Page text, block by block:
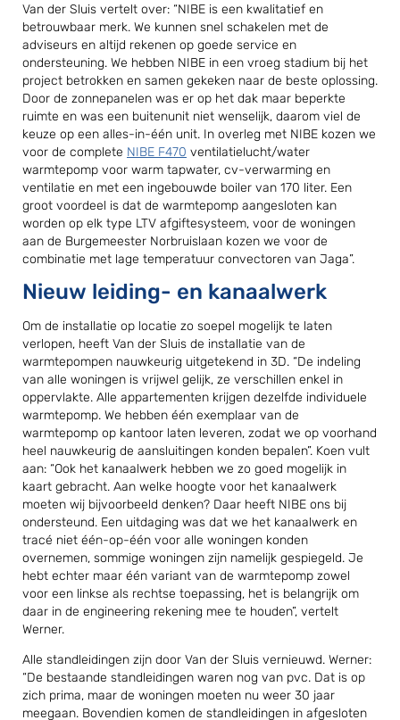
Van der Sluis vertelt over: “NIBE is een kwalitatief en
betrouwbaar merk. We kunnen snel schakelen met de
adviseurs en altijd rekenen op goede service en
ondersteuning. We hebben NIBE in een vroeg stadium bij het
project betrokken en samen gekeken naar de beste oplossing.
Door de zonnepanelen was er op het dak maar beperkte
ruimte en was een buitenunit niet wenselijk, daarom viel de
keuze op een alles-in-één unit. In overleg met NIBE kozen we
voor de complete NIBE F470 ventilatielucht/water
warmtepomp voor warm tapwater, cv-verwarming en
ventilatie en met een ingebouwde boiler van 170 liter. Een
groot voordeel is dat de warmtepomp aangesloten kan
worden op elk type LTV afgiftesysteem, voor de woningen
aan de Burgemeester Norbruislaan kozen we voor de
combinatie met lage temperatuur convectoren van Jaga”.
Nieuw leiding- en kanaalwerk
Om de installatie op locatie zo soepel mogelijk te laten
verlopen, heeft Van der Sluis de installatie van de
warmtepompen nauwkeurig uitgetekend in 3D. “De indeling
van alle woningen is vrijwel gelijk, ze verschillen enkel in
oppervlakte. Alle appartementen krijgen dezelfde individuele
warmtepomp. We hebben één exemplaar van de
warmtepomp op kantoor laten leveren, zodat we op voorhand
heel nauwkeurig de aansluitingen konden bepalen”. Koen vult
aan: “Ook het kanaalwerk hebben we zo goed mogelijk in
kaart gebracht. Aan welke hoogte voor het kanaalwerk
moeten wij bijvoorbeeld denken? Daar heeft NIBE ons bij
ondersteund. Een uitdaging was dat we het kanaalwerk en
tracé niet één-op-één voor alle woningen konden
overnemen, sommige woningen zijn namelijk gespiegeld. Je
hebt echter maar één variant van de warmtepomp zowel
voor een linkse als rechtse toepassing, het is belangrijk om
daar in de engineering rekening mee te houden”, vertelt
Werner.
Alle standleidingen zijn door Van der Sluis vernieuwd. Werner:
“De bestaande standleidingen waren nog van pvc. Dat is op
zich prima, maar de woningen moeten nu weer 30 jaar
meegaan. Bovendien komen de standleidingen in afgesloten